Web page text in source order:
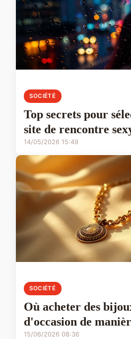
SOCIÉTÉ
Top secrets pour
site de rencontre
14/05/2026 15:49
SOCIÉTÉ
Où acheter des
d'occasion de
15/06/2026 08:36